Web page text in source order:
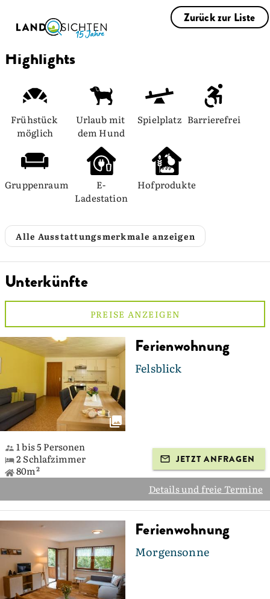
Zurück zur Liste
Highlights
Frühstück
möglich
Urlaub mit
dem Hund
Spielplatz Barrierefrei
Gruppenraum
E-
Ladestation
Hofprodukte
Alle Ausstattungsmerkmale anzeigen
Unterkünfte
PREISE ANZEIGEN
Ferienwohnung
Felsblick
1 bis 5 Personen
2 Schlafzimmer
80m²
JETZT ANFRAGEN
Details und freie Termine
Ferienwohnung
Morgensonne